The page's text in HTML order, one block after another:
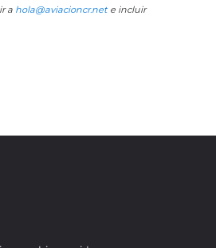
a hola@aviacioncr.nete incluir